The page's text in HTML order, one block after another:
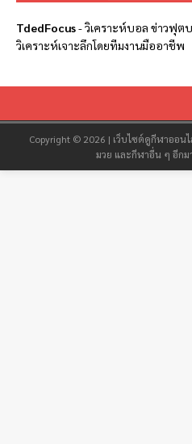
TdedFocus-วิเคราะห์บอล ข่าวฟุต
วิเคราะห์เจาะลึกโดยทีมงานมืออาชีพ
Copyright © 2026 | เว็บไซต์ดูกีฬาออ
มวย และกีฬาอื่น ๆ อีกม